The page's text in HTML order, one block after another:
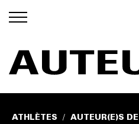
ATHLÈTES / AUTEUR(E)S